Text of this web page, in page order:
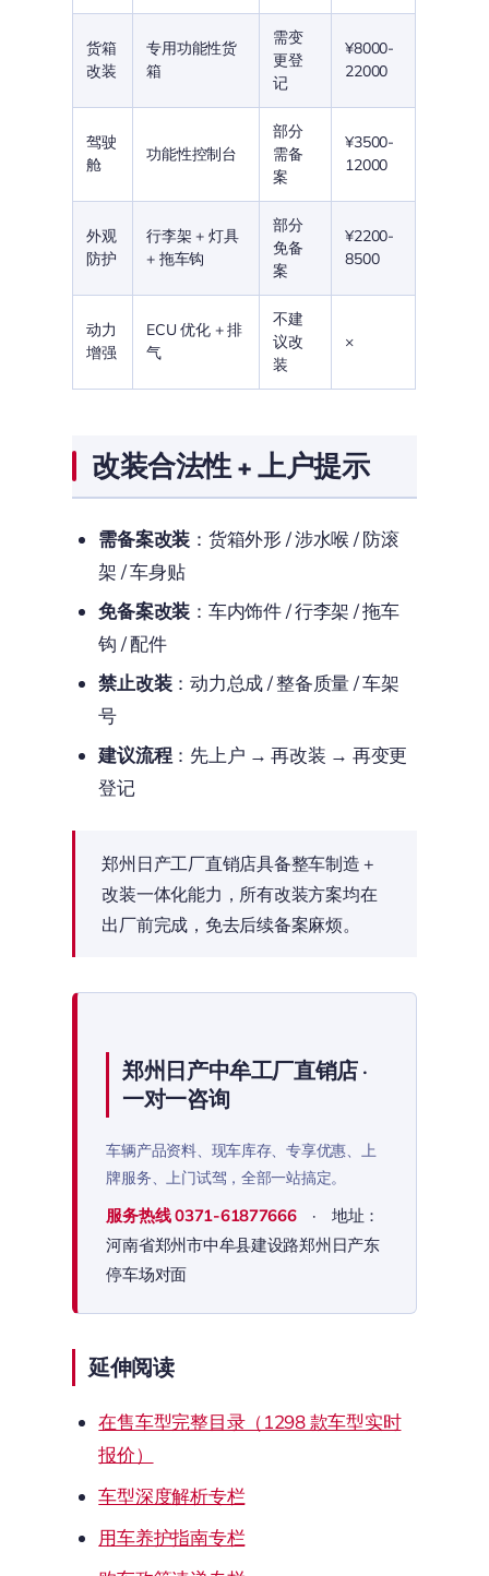
货箱
改装
专用功能性货
箱
需变
更登
记
¥8000-
22000
驾驶
舱
功能性控制台
部分
需备
案
¥3500-
12000
外观
防护
行李架 + 灯具
+ 拖车钩
部分
免备
案
¥2200-
8500
动力
增强
ECU 优化 + 排
气
不建
议改
装
×
改装合法性 + 上户提示
需备案改装 ：货箱外形 / 涉水喉 / 防滚
架 / 车身贴
免备案改装 ：车内饰件 / 行李架 / 拖车
钩 / 配件
禁止改装：动力总成 / 整备质量 / 车架
号
建议流程：先上户 → 再改装 → 再变更
登记
郑州日产工厂直销店具备整车制造 +
改装一体化能力，所有改装方案均在
出厂前完成，免去后续备案麻烦。
郑州日产中牟工厂直销店 ·
一对一咨询
车辆产品资料、现车库存、专享优惠、上
牌服务、上门试驾，全部一站搞定。
服务热线0371-61877666· 地址：
河南省郑州市中牟县建设路郑州日产东
停车场对面
延伸阅读
在售车型完整目录（1298 款车型实时
报价）
车型深度解析专栏
用车养护指南专栏